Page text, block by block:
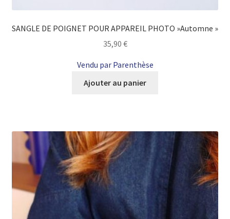
SANGLE DE POIGNET POUR APPAREIL PHOTO »Automne »
35,90 €
Vendu par Parenthèse
Ajouter au panier